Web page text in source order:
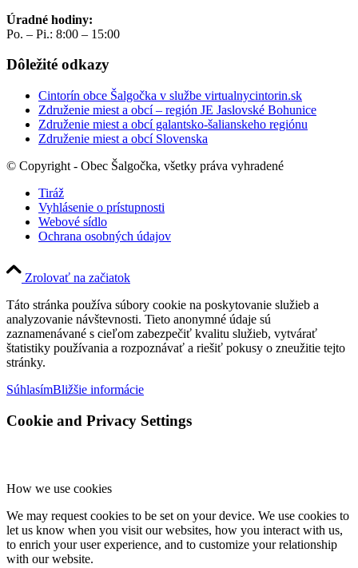
Úradné hodiny:
Po. – Pi.: 8:00 – 15:00
Dôležité odkazy
Cintorín obce Šalgočka v službe virtualnycintorin.sk
Združenie miest a obcí – región JE Jaslovské Bohunice
Združenie miest a obcí galantsko-šalianskeho regiónu
Združenie miest a obcí Slovenska
© Copyright - Obec Šalgočka, všetky práva vyhradené
Tiráž
Vyhlásenie o prístupnosti
Webové sídlo
Ochrana osobných údajov
Zrolovať na začiatok
Táto stránka používa súbory cookie na poskytovanie služieb a
analyzovanie návštevnosti. Tieto anonymné údaje sú
zaznamenávané s cieľom zabezpečiť kvalitu služieb, vytvárať
štatistiky používania a rozpoznávať a riešiť pokusy o zneužitie tejto
stránky.
SúhlasímBližšie informácie
Cookie and Privacy Settings
How we use cookies
We may request cookies to be set on your device. We use cookies to
let us know when you visit our websites, how you interact with us,
to enrich your user experience, and to customize your relationship
with our website.